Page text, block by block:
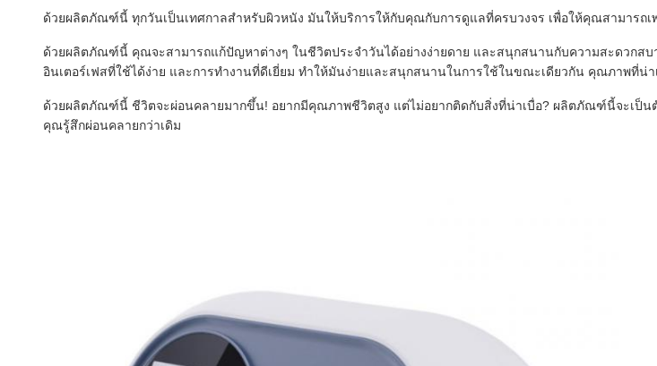
ด้วยผลิตภัณฑ์นี้ ทุกวันเป็นเทศกาลสําหรับผิวหนัง มันให้บริการให้กับคุณกับการดูแลที่ครบวงจร เพื่อให้คุณสามารถเ
ด้วยผลิตภัณฑ์นี้ คุณจะสามารถแก้ปัญหาต่างๆ ในชีวิตประจําวันได้อย่างง่ายดาย และสนุกสนานกับความสะดวก
อินเตอร์เฟสที่ใช้ได้ง่าย และการทํางานที่ดีเยี่ยม ทําให้มันง่ายและสนุกสนานในการใช้ในขณะเดียวกัน คุณภาพที่
ด้วยผลิตภัณฑ์นี้ ชีวิตจะผ่อนคลายมากขึ้น! อยากมีคุณภาพชีวิตสูง แต่ไม่อยากติดกับสิ่งที่น่าเบื่อ? ผลิตภัณฑ์นี้จะเป็
คุณรู้สึกผ่อนคลายกว่าเดิม